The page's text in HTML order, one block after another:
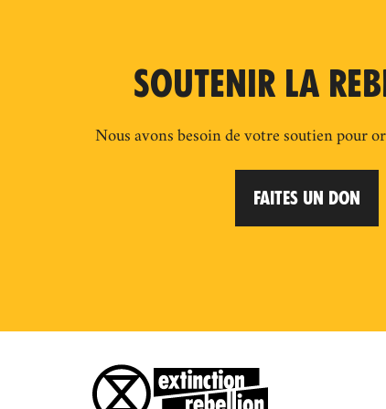
SOUTENIR LA
Nous avons besoin de votre soutien pour
FAITES UN DON